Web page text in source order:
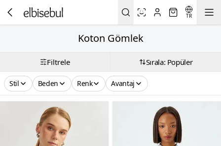
TR
Koton Gömlek
Filtrele Sırala: Popüler
Stil Beden Renk Avantaj